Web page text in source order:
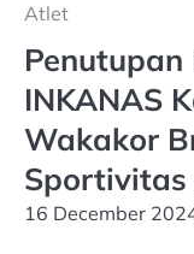
Atlet
INKANAS
Wakakor
16 December